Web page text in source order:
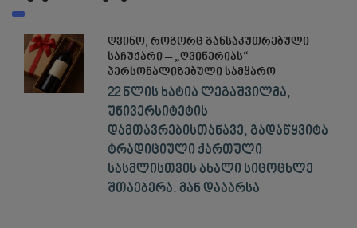
ღვინო, როგორც განსაკუთრებული
საჩუქარი – „ღვინერიას“
პერსონალიზებული სამყარო
22 წლის ხატია ლეგაშვილმა,
უნივერსიტეტის
დამთავრებისთანავე, გადაწყვიტა
ტრადიციული ქართული
სასმლისთვის ახალი სიცოცხლე
შთაებერა. მან დააარსა